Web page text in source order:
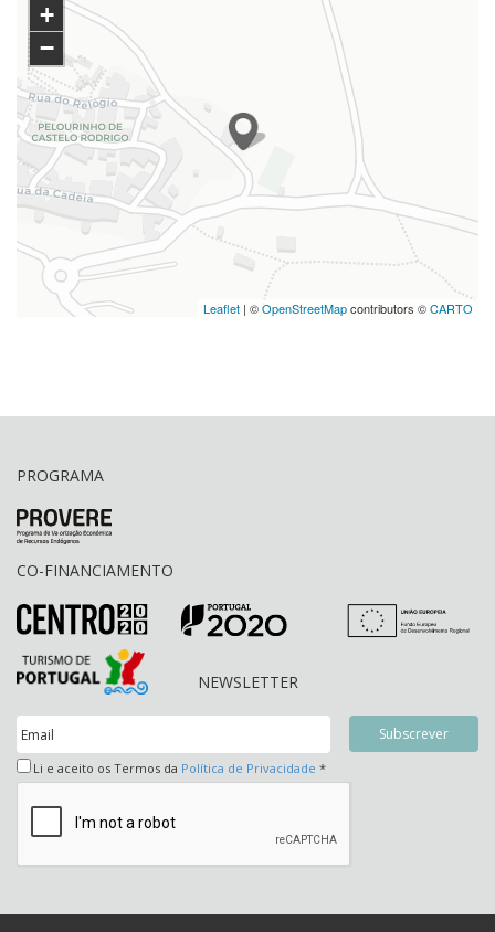
+
−
Leaflet | ©OpenStreetMapcontributors ©CARTO
PROGRAMA
CO-FINANCIAMENTO
NEWSLETTER
Li e aceito os Termos da Política de Privacidade *